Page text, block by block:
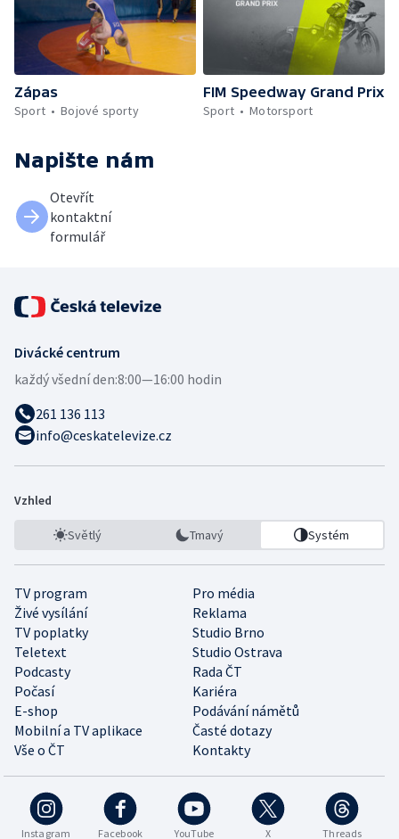
Zápas
Sport
Bojové sporty
FIM Speedway Grand Prix
Sport
Motorsport
Napište nám
Otevřít
kontaktní
formulář
Divácké centrum
každý všední den:8:00—16:00 hodin
261 136 113
info@ceskatelevize.cz
Vzhled
Světlý Tmavý Systém
TV program
Pro média
Živé vysílání
Reklama
TV poplatky
Studio Brno
Teletext
Studio Ostrava
Podcasty
Rada ČT
Počasí
Kariéra
E-shop
Podávání námětů
Mobilní a TV aplikace
Časté dotazy
Vše o ČT
Kontakty
Instagram Facebook YouTube X Threads